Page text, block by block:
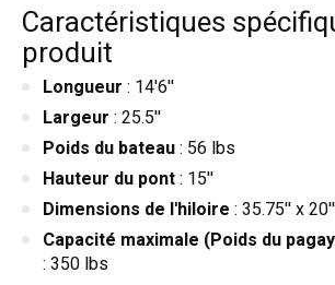
Caractéristiques
produit
Longueur : 14'6''
Largeur : 25.5''
Poids du bateau: 56 lbs
Hauteur du pont: 15''
Dimensions de l'hiloire : 35.75'' x 20''
Capacité maximale (Poids du
: 350 lbs